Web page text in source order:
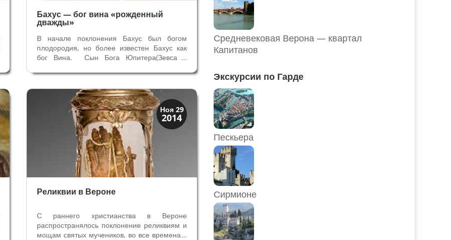
Бахус — бог вина «рожденный
дважды»
В начале поклонения Бахус был богом
плодородия, но более известен Бахус как
бог Вина. Сын Бога Юпитера(Зевса у
образом. Миф о рождении Дионизия
(Бахуса) проиллюстрирован на чаше —
апулейском кратере в 5 веке до н.э.( в
Национальном...
Ноя 29
2014
Святые и реликвии
Традиции
Реликвии в Вероне
С раннего христианства в Вероне
распространялось поклонение реликвиям и
мощам святых мучеников, во все времена у
Средневековая Верона — квартал
Капитанов
Экскурсии по Гарде
Пескьера
Сирмионе